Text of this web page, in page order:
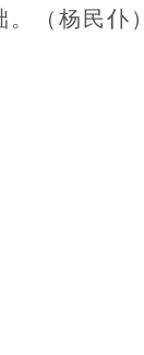
（杨民仆）